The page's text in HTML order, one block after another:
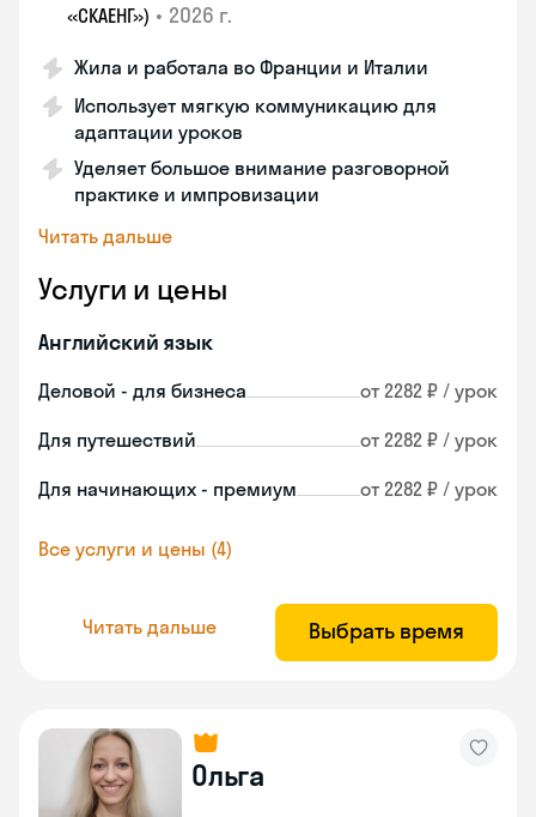
«СКАЕНГ») • 2026 г.
Жила и работала во Франции и Италии
Использует мягкую коммуникацию для
адаптации уроков
Уделяет большое внимание разговорной
практике и импровизации
Читать дальше
Услуги и цены
Английский язык
Деловой - для бизнеса от 2282 ₽ / урок
Для путешествий от 2282 ₽ / урок
Для начинающих - премиум от 2282 ₽ / урок
Все услуги и цены (4)
Читать дальше Выбрать время
Ольга